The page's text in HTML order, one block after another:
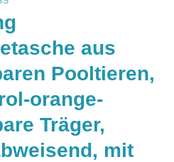
aus
Pooltieren,
orange-
Träger,
mit